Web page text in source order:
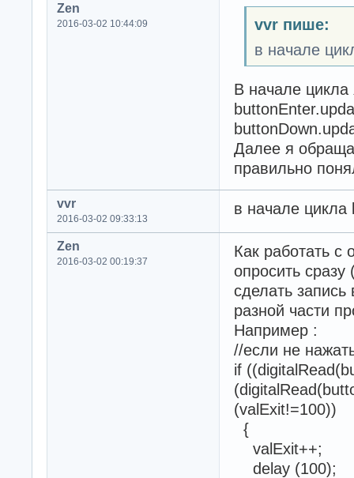
Zen
2016-03-02 10:44:09
vvr пише:
в начале
В начале
Далее я
правильно
vvr
2016-03-02 09:33:13
в начале цикла
Zen
2016-03-02 00:19:37
Как работать с
опросить
сделать
разной части
Например :
//если не
if
(valExit!=100))
{
delay (100);